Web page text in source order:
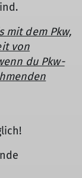
mit dem Pkw,
von
du Pkw-